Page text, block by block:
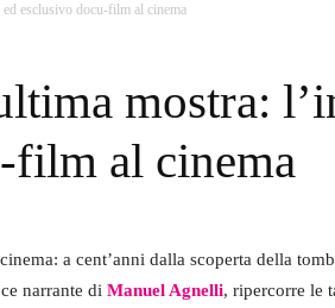
esclusivo docu-film al cinema
mostra:
film al cinema
a cent’anni dalla scoperta della
narrante di Manuel Agnelli, ripercorre le